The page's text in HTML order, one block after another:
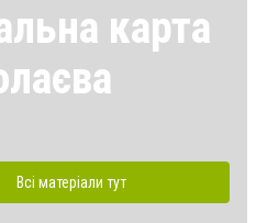
карта
Всі матеріали тут